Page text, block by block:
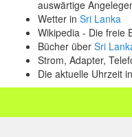
auswärtige
Wetter in Sri Lanka
Wikipedia - Die freie
Bücher über Sri
Strom, Adapter,
Die aktuelle Uhrzeit in